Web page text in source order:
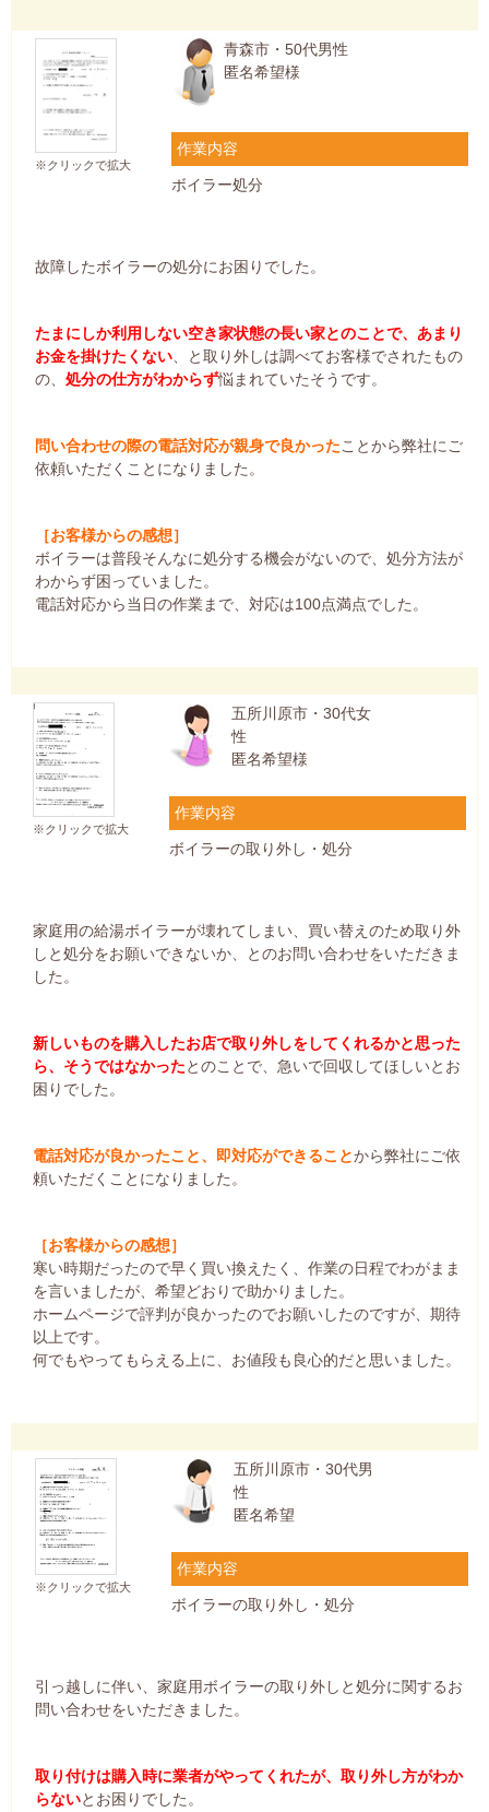
※クリックで拡大
青森市・50代男性
匿名希望様
作業内容
ボイラー処分
故障したボイラーの処分にお困りでした。
たまにしか利用しない空き家状態の長い家とのことで、あまり
お金を掛けたくない、と取り外しは調べてお客様でされたもの
の、 処分の仕方がわからず悩まれていたそうです。
問い合わせの際の電話対応が親身で良かったことから弊社にご
依頼いただくことになりました。
［お客様からの感想］
ボイラーは普段そんなに処分する機会がないので、処分方法が
わからず困っていました。
電話対応から当日の作業まで、対応は100点満点でした。
※クリックで拡大
五所川原市・30代女
性
匿名希望様
作業内容
ボイラーの取り外し・処分
家庭用の給湯ボイラーが壊れてしまい、買い替えのため取り外
しと処分をお願いできないか、とのお問い合わせをいただきま
した。
新しいものを購入したお店で取り外しをしてくれるかと思った
ら、そうではなかったとのことで、急いで回収してほしいとお
困りでした。
電話対応が良かったこと、即対応ができることから弊社にご依
頼いただくことになりました。
［お客様からの感想］
寒い時期だったので早く買い換えたく、作業の日程でわがまま
を言いましたが、希望どおりで助かりました。
ホームページで評判が良かったのでお願いしたのですが、期待
以上です。
何でもやってもらえる上に、お値段も良心的だと思いました。
※クリックで拡大
五所川原市・30代男
性
匿名希望
作業内容
ボイラーの取り外し・処分
引っ越しに伴い、家庭用ボイラーの取り外しと処分に関するお
問い合わせをいただきました。
取り付けは購入時に業者がやってくれたが、取り外し方がわか
らないとお困りでした。